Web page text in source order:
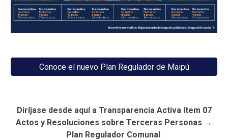
Conoce el nuevo Plan Regulador de Maipú
Diríjase desde aquí a Transparencia Activa ítem 07
Actos y Resoluciones sobre Terceras Personas →
Plan Regulador Comunal